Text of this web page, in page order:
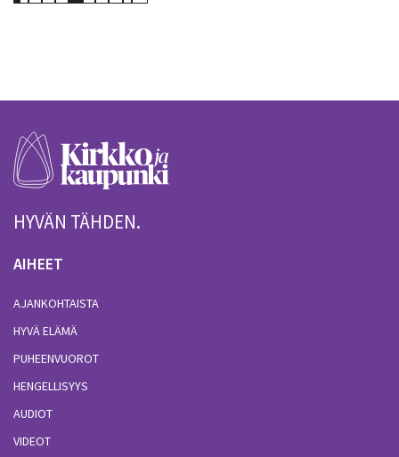
HYVÄN TÄHDEN.
AIHEET
AJANKOHTAISTA
HYVÄ ELÄMÄ
PUHEENVUOROT
HENGELLISYYS
AUDIOT
VIDEOT